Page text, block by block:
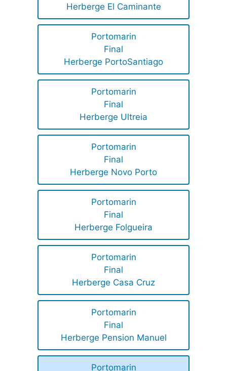
Herberge El Caminante
Portomarin
Final
Herberge PortoSantiago
Portomarin
Final
Herberge Ultreia
Portomarin
Final
Herberge Novo Porto
Portomarin
Final
Herberge Folgueira
Portomarin
Final
Herberge Casa Cruz
Portomarin
Final
Herberge Pension Manuel
Portomarin